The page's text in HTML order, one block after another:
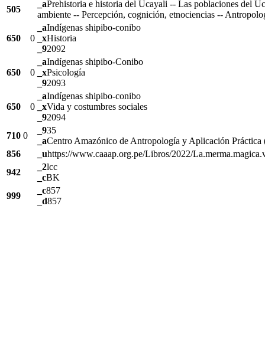
505
_aPrehistoria e historia del Ucayali -- Las poblaciones del
ambiente -- Percepción, cognición, etnociencias --
650 0
_aIndígenas shipibo-conibo
_xHistoria
_92092
650 0
_aIndígenas shipibo-Conibo
_xPsicología
_92093
650 0
_aIndígenas shipibo-conibo
_xVida y costumbres sociales
_92094
710 0
_935
_aCentro Amazónico de Antropología y Aplicación Práctica
856
_uhttps://www.caaap.org.pe/Libros/2022/
942
_2lcc
_cBK
999
_c857
_d857